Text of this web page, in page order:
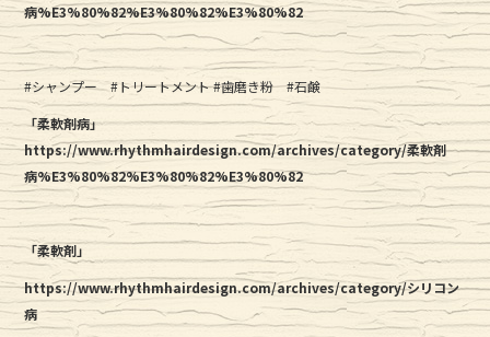
病%E3%80%82%E3%80%82%E3%80%82
#シャンプー #トリートメント #歯磨き粉 #石鹸
「柔軟剤病」
https://www.rhythmhairdesign.com/archives/category/柔軟剤
病%E3%80%82%E3%80%82%E3%80%82
「柔軟剤」
https://www.rhythmhairdesign.com/archives/category/シリコン
病